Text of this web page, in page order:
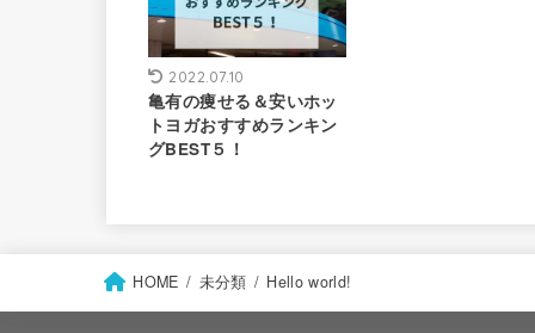
2022.07.10
亀有の痩せる＆安いホッ
トヨガおすすめランキン
グBEST５！
HOME 未分類 Hello world!